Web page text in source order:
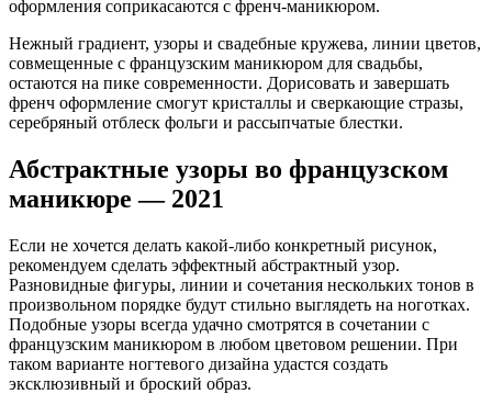
оформления соприкасаются с френч-маникюром.
Нежный градиент, узоры и свадебные кружева, линии цветов,
совмещенные с французским маникюром для свадьбы,
остаются на пике современности. Дорисовать и завершать
френч оформление смогут кристаллы и сверкающие стразы,
серебряный отблеск фольги и рассыпчатые блестки.
Абстрактные узоры во французском
маникюре — 2021
Если не хочется делать какой-либо конкретный рисунок,
рекомендуем сделать эффектный абстрактный узор.
Разновидные фигуры, линии и сочетания нескольких тонов в
произвольном порядке будут стильно выглядеть на ноготках.
Подобные узоры всегда удачно смотрятся в сочетании с
французским маникюром в любом цветовом решении. При
таком варианте ногтевого дизайна удастся создать
эксклюзивный и броский образ.